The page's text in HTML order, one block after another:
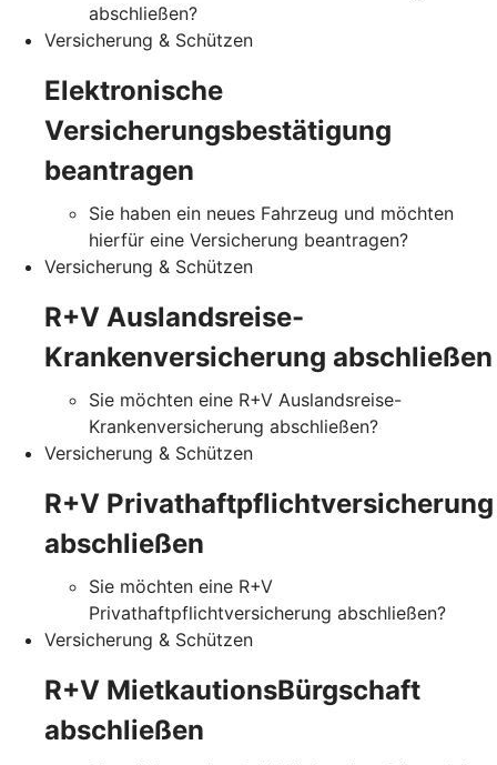
abschließen?
Versicherung & Schützen
Elektronische
Versicherungsbestätigung
beantragen
Sie haben ein neues Fahrzeug und möchten
hierfür eine Versicherung beantragen?
Versicherung & Schützen
R+V Auslandsreise-
Krankenversicherung abschließen
Sie möchten eine R+V Auslandsreise-
Krankenversicherung abschließen?
Versicherung & Schützen
R+V Privathaftpflichtversicherung
abschließen
Sie möchten eine R+V
Privathaftpflichtversicherung abschließen?
Versicherung & Schützen
R+V MietkautionsBürgschaft
abschließen